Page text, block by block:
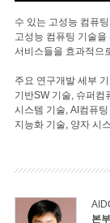
수 있는 고성능 컴퓨
고성능 컴퓨팅 기술
서비스들을 효과적으
주요 연구개발 세부
기반SW 기술, 슈퍼컴
시스템 기술, AI컴퓨
지능화 기술, 양자 시
본